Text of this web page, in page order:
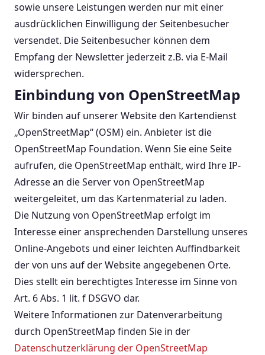
sowie unsere Leistungen werden nur mit einer
ausdrücklichen Einwilligung der Seitenbesucher
versendet. Die Seitenbesucher können dem
Empfang der Newsletter jederzeit z.B. via E-Mail
widersprechen.
Einbindung von OpenStreetMap
Wir binden auf unserer Website den Kartendienst
„OpenStreetMap“ (OSM) ein. Anbieter ist die
OpenStreetMap Foundation. Wenn Sie eine Seite
aufrufen, die OpenStreetMap enthält, wird Ihre IP-
Adresse an die Server von OpenStreetMap
weitergeleitet, um das Kartenmaterial zu laden.
Die Nutzung von OpenStreetMap erfolgt im
Interesse einer ansprechenden Darstellung unseres
Online-Angebots und einer leichten Auffindbarkeit
der von uns auf der Website angegebenen Orte.
Dies stellt ein berechtigtes Interesse im Sinne von
Art. 6 Abs. 1 lit. f DSGVO dar.
Weitere Informationen zur Datenverarbeitung
durch OpenStreetMap finden Sie in der
Datenschutzerklärung der OpenStreetMap